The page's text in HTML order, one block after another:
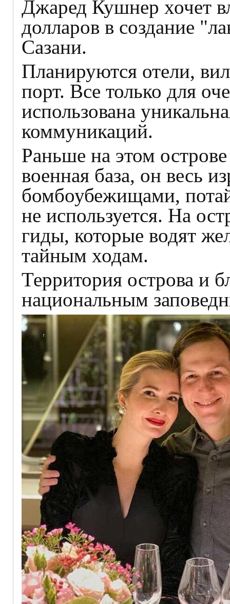
Джаред Кушнер хочет
долларов в создание
Сазани.
Планируются отели,
порт. Все только для
использована
коммуникаций.
Раньше на этом
военная база, он весь
бомбоубежищами,
не используется. На
гиды, которые водят
тайным ходам.
Территория острова и
национальным